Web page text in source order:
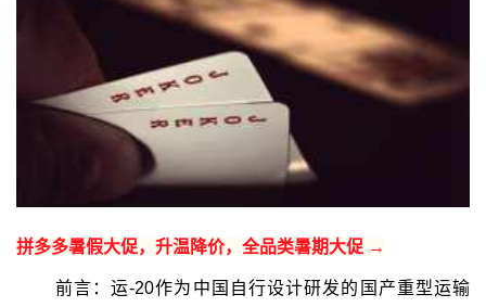
拼多多暑假大促，升温降价，全品类暑期大促 →
前言：运-20作为中国自行设计研发的国产重型运输